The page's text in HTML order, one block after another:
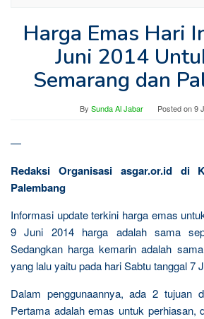
Harga Emas Hari
Juni 2014
Semarang dan
By Sunda Al Jabar Posted on9
—
Redaksi Organisasi asgar.or.id di
Palembang
Informasi update terkini harga emas
9 Juni 2014 harga adalah sama
Sedangkan harga kemarin adalah
yang lalu yaitu pada hari Sabtu tanggal 7
Dalam penggunaannya, ada 2 tujuan
Pertama adalah emas untuk perhiasan,